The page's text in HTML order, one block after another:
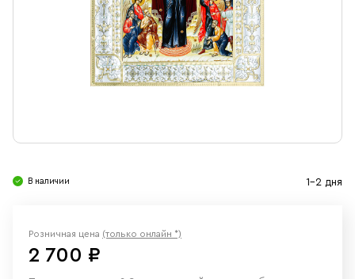
Ювелирные изделия
В наличии 1-2 дня
Розничная цена (только онлайн *)
2 700 ₽